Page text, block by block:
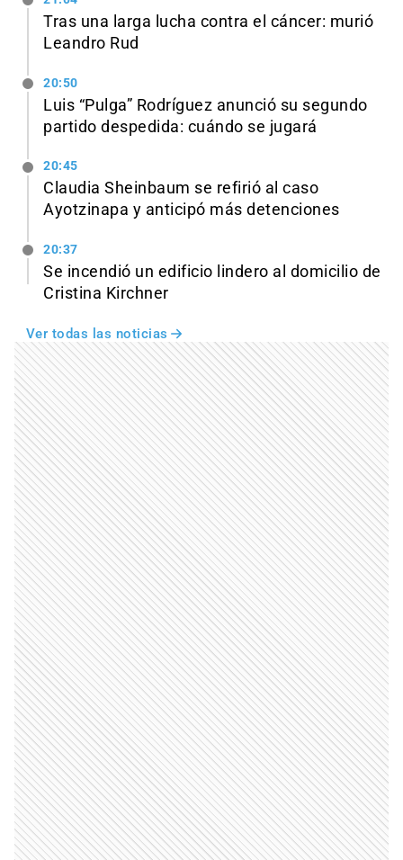
Tras una larga lucha contra el cáncer: murió
Leandro Rud
20:50
Luis “Pulga” Rodríguez anunció su segundo
partido despedida: cuándo se jugará
20:45
Claudia Sheinbaum se refirió al caso
Ayotzinapa y anticipó más detenciones
20:37
Se incendió un edificio lindero al domicilio de
Cristina Kirchner
Ver todas las noticias